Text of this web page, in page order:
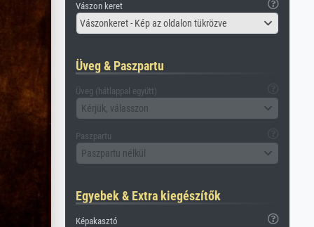
Vászon keret
Vászonkeret - Kép az oldalon tükrözve
Üveg & Paszpartu
Üveg (hátlappal együtt)
Kérjük, válasszon
Paszpartu
Paszpartu nélkül
Egyebek & Extra kiegészítők
Képakasztó